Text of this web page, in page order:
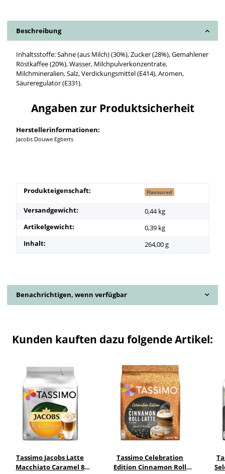
Beschreibung
Inhaltsstoffe: Sahne (aus Milch) (30%), Zucker (28%), Gemahlener
Röstkaffee (20%), Wasser, Milchpulverkonzentrate,
Milchmineralien, Salz, Verdickungsmittel (E414), Aromen,
Säureregulator (E331).
Angaben zur Produktsicherheit
Herstellerinformationen:
Jacobs Douwe Egberts
Produkteigenschaft: Flavoured
Versandgewicht:
0,44 kg
Artikelgewicht:
0,39 kg
Inhalt:
264,00 g
Benachrichtigen, wenn verfügbar
Kunden kauften dazu folgende Artikel:
Tassimo Jacobs Latte
Macchiato Caramel 8
Tassimo Celebration
Edition Cinnamon Roll